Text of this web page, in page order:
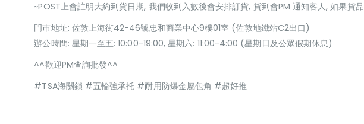
~POST上會註明大約到貨日期, 我們收到入數後會安排訂貨, 貨到會PM 通知客人, 如果貨
門巿地址: 佐敦上海街42-46號忠和商業中心9樓01室 (佐敦地鐵站C2出口)
辦公時間: 星期一至五: 10:00-19:00, 星期六: 11:00-4:00 (星期日及公眾假期休息)
^^歡迎PM查詢批發^^
#TSA海關鎖 #五輪強承托 #耐用防爆金屬包角 #超好推